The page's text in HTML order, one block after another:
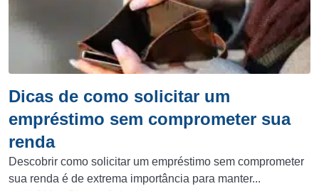
Dicas de como solicitar um
empréstimo sem comprometer sua
renda
Descobrir como solicitar um empréstimo sem comprometer
sua renda é de extrema importância para manter...